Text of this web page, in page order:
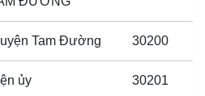
Tam Đường 30200
ủy 30201